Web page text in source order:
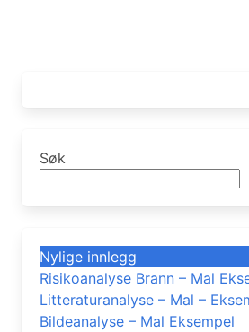
Søk
Nylige innlegg
Risikoanalyse Brann – Mal
Litteraturanalyse – Mal –
Bildeanalyse – Mal Eksempel